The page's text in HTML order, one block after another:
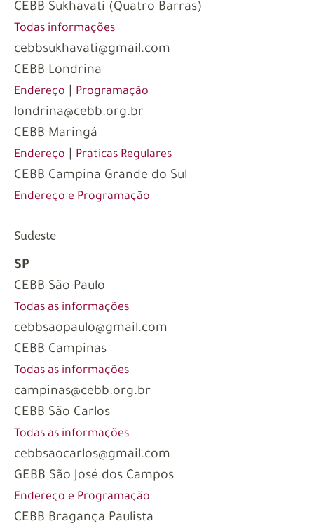
CEBB Sukhavati (Quatro Barras)
Todas informações
cebbsukhavati@gmail.com
CEBB Londrina
Endereço Programação
londrina@cebb.org.br
CEBB Maringá
Endereço Práticas Regulares
CEBB Campina Grande do Sul
Endereço e Programação
Sudeste
SP
CEBB São Paulo
Todas as informações
cebbsaopaulo@gmail.com
CEBB Campinas
Todas as informações
campinas@cebb.org.br
CEBB São Carlos
Todas as informações
cebbsaocarlos@gmail.com
GEBB São José dos Campos
Endereço e Programação
CEBB Bragança Paulista